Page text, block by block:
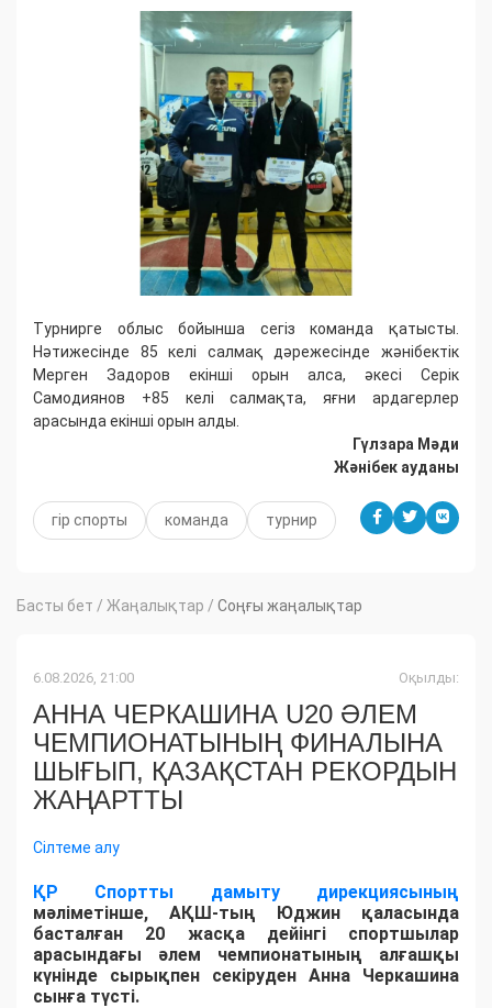
Турнирге облыс бойынша сегіз команда қатысты.
Нәтижесінде 85 келі салмақ дәрежесінде жәнібектік
Мерген Задоров екінші орын алса, әкесі Серік
Самодиянов +85 келі салмақта, яғни ардагерлер
арасында екінші орын алды.
Гүлзара Мәди
Жәнібек ауданы
гір спорты команда турнир
Басты бет / Жаңалықтар / Соңғы жаңалықтар
6.08.2026, 21:00 Оқылды:
АННА ЧЕРКАШИНА U20 ӘЛЕМ
ЧЕМПИОНАТЫНЫҢ ФИНАЛЫНА
ШЫҒЫП, ҚАЗАҚСТАН РЕКОРДЫН
ЖАҢАРТТЫ
Сілтеме алу
ҚР Спортты дамыту дирекциясының
мәліметінше, АҚШ-тың Юджин қаласында
басталған 20 жасқа дейінгі спортшылар
арасындағы әлем чемпионатының алғашқы
күнінде сырықпен секіруден Анна Черкашина
сынға түсті.